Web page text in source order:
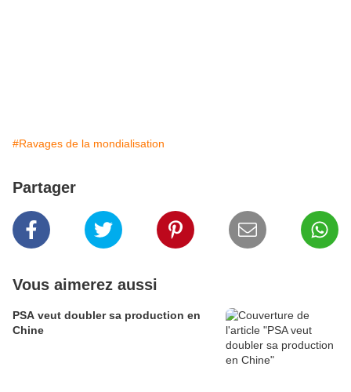
#Ravages de la mondialisation
Partager
Vous aimerez aussi
PSA veut doubler sa production en
Chine